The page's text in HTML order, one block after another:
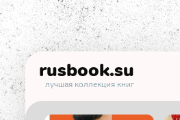
rusbook.su
лучшая коллекция книг